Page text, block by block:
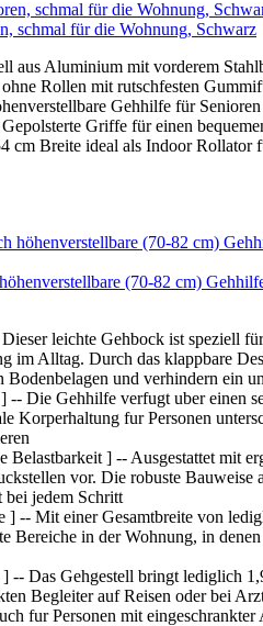
schmal für die Wohnung, Schwarz
Aluminium mit vorderem
Rollen mit rutschfesten
Gehhilfe für Senioren
Griffe für einen
Breite ideal als Indoor Rollator
(70-82 cm)
leichte Gehbock ist speziell
im Alltag. Durch das klappbare
Bodenbelagen und verhindern ein
-- Die Gehhilfe verfugt uber einen
Korperhaltung fur Personen
Belastbarkeit ] -- Ausgestattet mit
vor. Die robuste
bei jedem Schritt
] -- Mit einer Gesamtbreite von
Bereiche in der Wohnung, in
-- Das Gehgestell bringt lediglich
Begleiter auf Reisen oder bei
fur Personen mit